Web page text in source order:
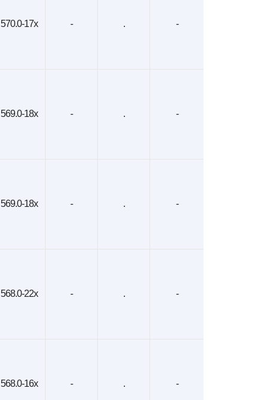
570.0-17x - . -
569.0-18x - . -
569.0-18x - . -
568.0-22x - . -
568.0-16x - . -